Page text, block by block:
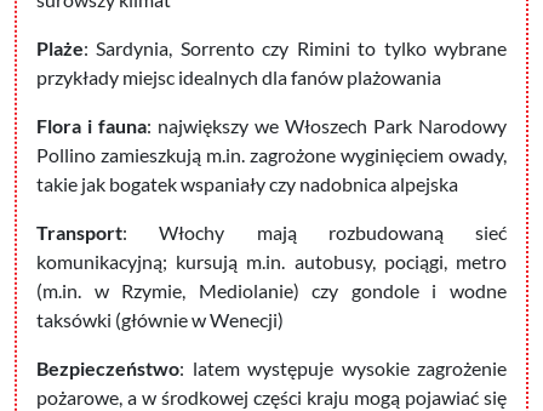
Plaże: Sardynia, Sorrento czy Rimini to tylko wybrane
przykłady miejsc idealnych dla fanów plażowania
Flora i fauna: największy we Włoszech Park Narodowy
Pollino zamieszkują m.in. zagrożone wyginięciem owady,
takie jak bogatek wspaniały czy nadobnica alpejska
Transport: Włochy mają rozbudowaną sieć
komunikacyjną; kursują m.in. autobusy, pociągi, metro
(m.in. w Rzymie, Mediolanie) czy gondole i wodne
taksówki (głównie w Wenecji)
Bezpieczeństwo: latem występuje wysokie zagrożenie
pożarowe, a w środkowej części kraju mogą pojawiać się